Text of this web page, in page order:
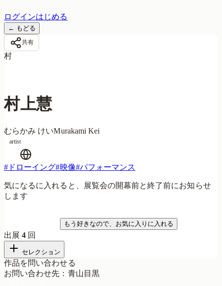
ログインはじめる
← もどる
共有
村
村上慧
むらかみ けいMurakami Kei
artist
# ドローイング#映像#パフォーマンス
気になるに入れると、展覧会の開幕前と終了前にお知らせ
します
もう好きなので、お気に入りに入れる
出展4 回
セレクション
作品を問い合わせる
お問い合わせ先 ： 青山目黒